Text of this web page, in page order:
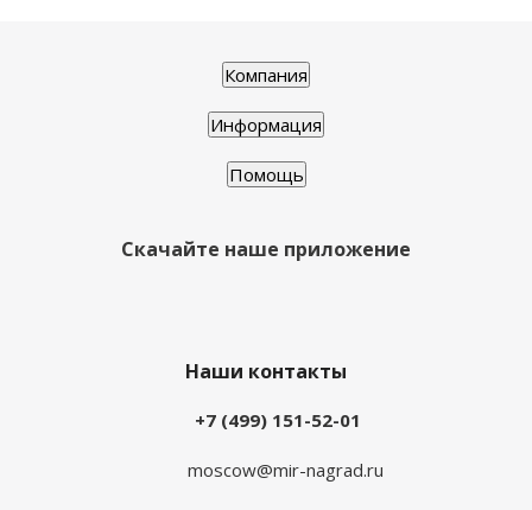
Компания
Информация
Помощь
Скачайте наше приложение
Наши контакты
+7 (499) 151-52-01
moscow@mir-nagrad.ru